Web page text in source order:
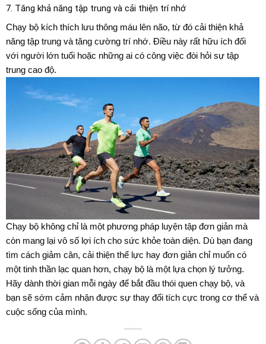
7. Tăng khả năng tập trung và cải thiện trí nhớ
Chạy bộ kích thích lưu thông máu lên não, từ đó cải thiện khả
năng tập trung và tăng cường trí nhớ. Điều này rất hữu ích đối
với người lớn tuổi hoặc những ai có công việc đòi hỏi sự tập
trung cao độ.
Chạy bộ không chỉ là một phương pháp luyện tập đơn giản mà
còn mang lại vô số lợi ích cho sức khỏe toàn diện. Dù bạn đang
tìm cách giảm cân, cải thiện thể lực hay đơn giản chỉ muốn có
một tinh thần lạc quan hơn, chạy bộ là một lựa chọn lý tưởng.
Hãy dành thời gian mỗi ngày để bắt đầu thói quen chạy bộ, và
bạn sẽ sớm cảm nhận được sự thay đổi tích cực trong cơ thể và
cuộc sống của mình.